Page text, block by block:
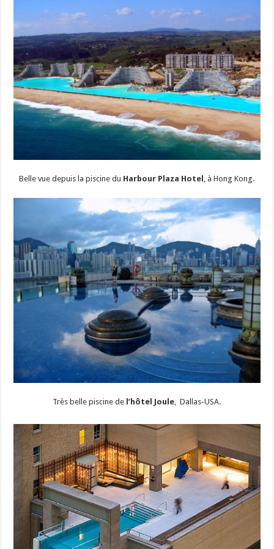
Belle vue depuis la piscine du Harbour Plaza Hotel , à Hong Kong.
Très belle piscine de l’hôtel Joule, Dallas-USA.